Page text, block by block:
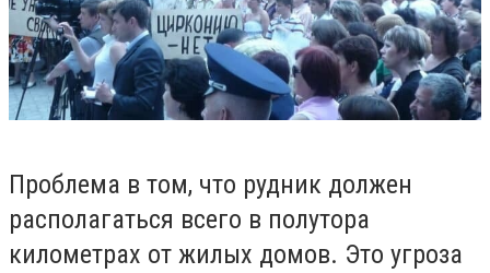
Проблема в том, что рудник должен
располагаться всего в полутора
километрах от жилых домов. Это угроза